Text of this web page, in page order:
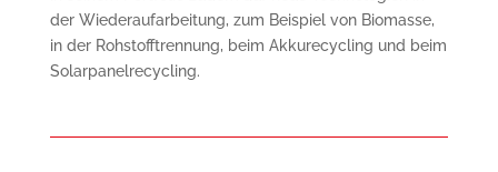
der Wiederaufarbeitung, zum Beispiel von Biomasse,
in der Rohstofftrennung, beim Akkurecycling und beim
Solarpanelrecycling.